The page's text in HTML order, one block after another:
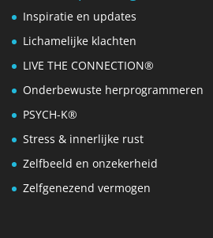
Inspiratie en updates
Lichamelijke klachten
LIVE THE CONNECTION®
Onderbewuste herprogrammeren
PSYCH-K®
Stress & innerlijke rust
Zelfbeeld en onzekerheid
Zelfgenezend vermogen